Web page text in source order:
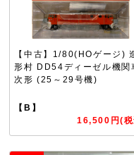
【中古】1/80(HOゲージ)
形村 DD54ディーゼル機関
次形 (25～29号機)
【B】
16,500円(税